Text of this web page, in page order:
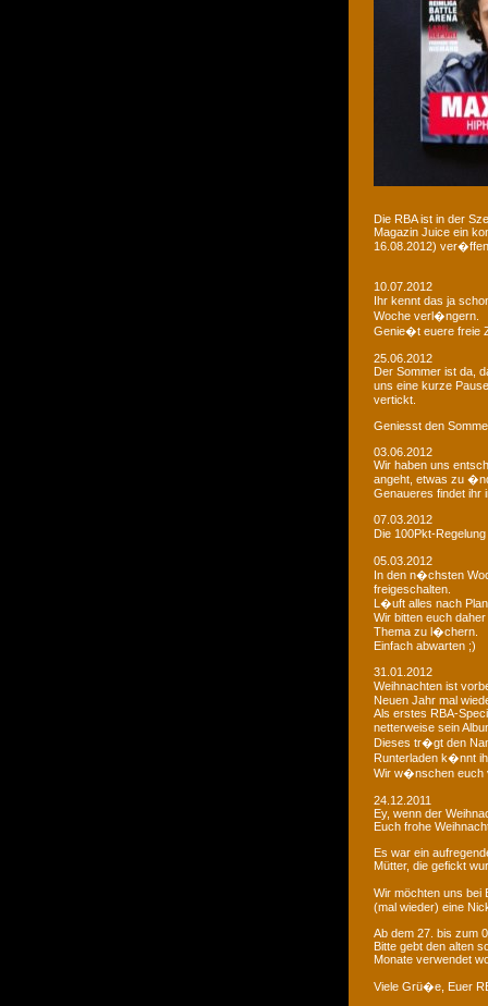
Die RBA ist in der
Magazin Juice ein
16.08.2012)
10.07.2012
Ihr kennt das ja
Woche verl�ngern.
Genie�t euere freie
25.06.2012
Der Sommer ist da,
uns eine kurze
vertickt.
Geniesst den
03.06.2012
Wir haben uns
angeht, etwas zu
Genaueres findet ihr
07.03.2012
Die 100Pkt-
05.03.2012
In den n�chsten
freigeschalten.
L�uft alles nach
Wir bitten euch
Thema zu l�chern.
Einfach abwarten ;)
31.01.2012
Weihnachten ist
Neuen Jahr mal
Als erstes RBA-
netterweise sein
Dieses tr�gt den
Runterladen k�nnt
Wir w�nschen
24.12.2011
Ey, wenn der
Euch frohe
Es war ein
Mütter, die gefickt
Wir möchten uns bei
(mal wieder) eine
Ab dem 27. bis zum
Bitte gebt den alten
Monate verwendet
Viele Grü�e, Euer